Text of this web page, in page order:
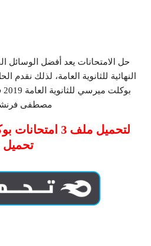
حل الامتحانات يعد أفضل الوسائل
النهائية للثانوية العامة، لذلك نقدم
مصطفى
لتحميل ملف 3
تحميل